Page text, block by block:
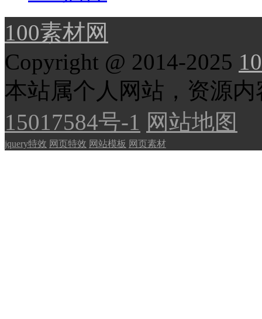
100素材网
Copyright @ 2014-2025
本站属个人网站，资源
15017584号-1 网站地图
jquery特效 网页特效 网站模板 网页素材